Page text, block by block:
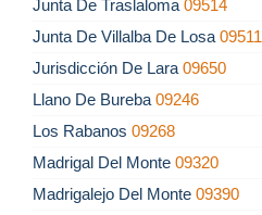
Junta De Traslaloma 09514
Junta De Villalba De Losa 09511
Jurisdicción De Lara 09650
Llano De Bureba 09246
Los Rabanos 09268
Madrigal Del Monte 09320
Madrigalejo Del Monte 09390